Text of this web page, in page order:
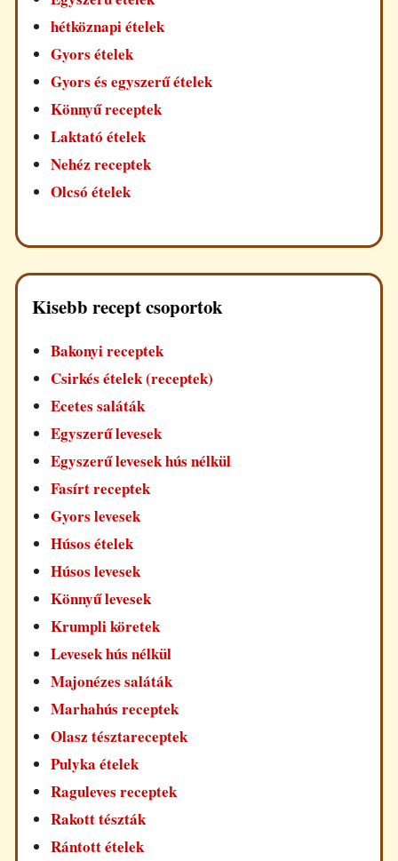
hétköznapi ételek
Gyors ételek
Gyors és egyszerű ételek
Könnyű receptek
Laktató ételek
Nehéz receptek
Olcsó ételek
Kisebb recept csoportok
Bakonyi receptek
Csirkés ételek (receptek)
Ecetes saláták
Egyszerű levesek
Egyszerű levesek hús nélkül
Fasírt receptek
Gyors levesek
Húsos ételek
Húsos levesek
Könnyű levesek
Krumpli köretek
Levesek hús nélkül
Majonézes saláták
Marhahús receptek
Olasz tésztareceptek
Pulyka ételek
Raguleves receptek
Rakott tészták
Rántott ételek